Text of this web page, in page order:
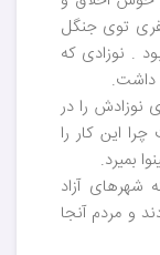
توی جنگل
. نوزادی که
داشت.
نوزادش را در
این کار را
بمیرد.
شهرهای آزاد
و مردم آنجا